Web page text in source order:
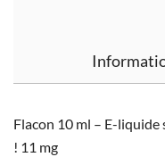
Flacon 10 ml – E-
! 11 mg